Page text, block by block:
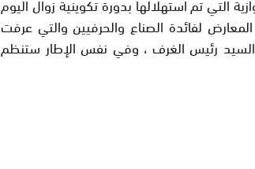
لفائدة الصناع والحرفيين والتي عرفت
رئيس الغرف ، وفي نفس الإطار ستنظم